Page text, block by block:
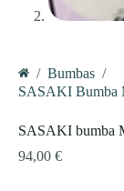
Home
/ Bumbas /
SASAKI Bumba
SASAKI bumba
94,00 €